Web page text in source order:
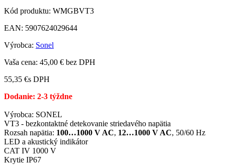
Kód produktu: WMGBVT3
EAN: 5907624029644
Výrobca: Sonel
Vaša cena: 45,00 € bez DPH
55,35 €s DPH
Dodanie: 2-3 týždne
Výrobca: SONEL
VT3 - bezkontaktné detekovanie striedavého napätia
Rozsah napätia: 100…1000 V AC, 12…1000 V AC, 50/60 Hz
LED a akustický indikátor
CAT IV 1000 V
Krytie IP67